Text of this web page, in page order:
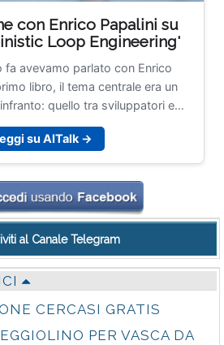
con Enrico Papalini su
Loop Engineering'
fa avevamo parlato con Enrico
libro, il tema centrale era un
quello tra sviluppatori e
saltato nel momento in cui il
fare sempre e comunque quello
Papalini, Head of Software
Custody, Data & UX/UI
Securities, con un passato in
Group e Borsa Italiana, aveva
con la voce di chi gestisce
non è un'opzione contrattuale, è
un incidente.
su AITalk →
al Canale Telegram
CERCASI GRATIS
PER VASCA DA